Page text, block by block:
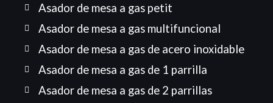
Asador de mesa a gas petit
Asador de mesa a gas multifuncional
Asador de mesa a gas de acero inoxidable
Asador de mesa a gas de 1 parrilla
Asador de mesa a gas de 2 parrillas